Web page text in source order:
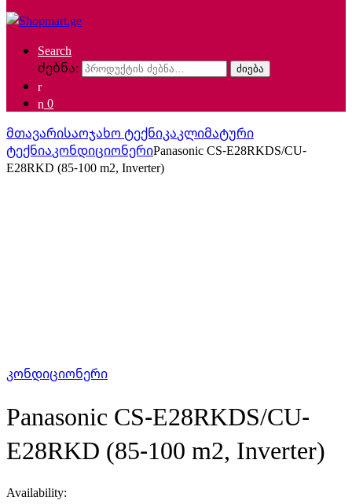
Search
ძებნა:
ძიება
0
მთავარისაოჯახო ტექნიკაკლიმატური
ტექნიაკონდიციონერიPanasonic CS-E28RKDS/CU-
E28RKD (85-100 m2, Inverter)
კონდიციონერი
Panasonic CS-E28RKDS/CU-
E28RKD (85-100 m2, Inverter)
Availability: